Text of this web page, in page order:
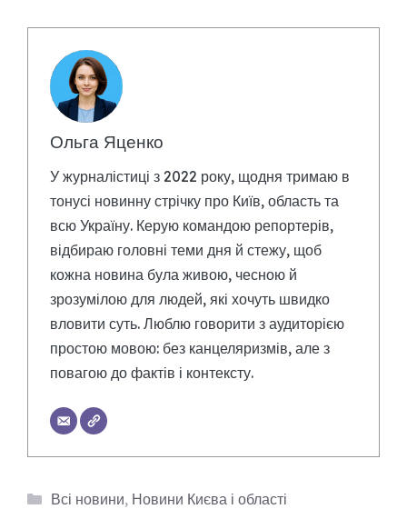
Ольга Яценко
У журналістиці з 2022 року, щодня тримаю в
тонусі новинну стрічку про Київ, область та
всю Україну. Керую командою репортерів,
відбираю головні теми дня й стежу, щоб
кожна новина була живою, чесною й
зрозумілою для людей, які хочуть швидко
вловити суть. Люблю говорити з аудиторією
простою мовою: без канцеляризмів, але з
повагою до фактів і контексту.
Категорії
Всі новини, Новини Києва і області